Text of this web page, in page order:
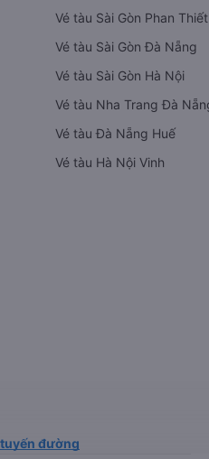
Vé tàu Sài Gòn Phan Thiết
Vé tàu Sài Gòn Đà Nẵng
Vé tàu Sài Gòn Hà Nội
Vé tàu Nha Trang Đà
Vé tàu Đà Nẵng Huế
Vé tàu Hà Nội Vinh
đường